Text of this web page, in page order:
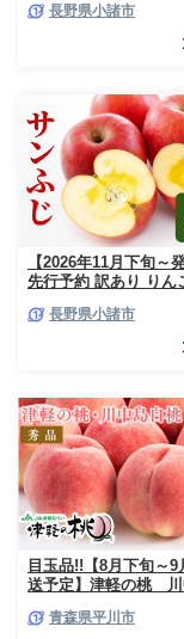
庭用 フルーツ 果物 甘
長野県小諸市
【2026年11月下旬～
先行予約 訳あり りん
フルーツ 果物 甘い お
長野県小諸市
目玉品!!【8月下旬～9
送予定】津軽の桃 川
青森県平川市